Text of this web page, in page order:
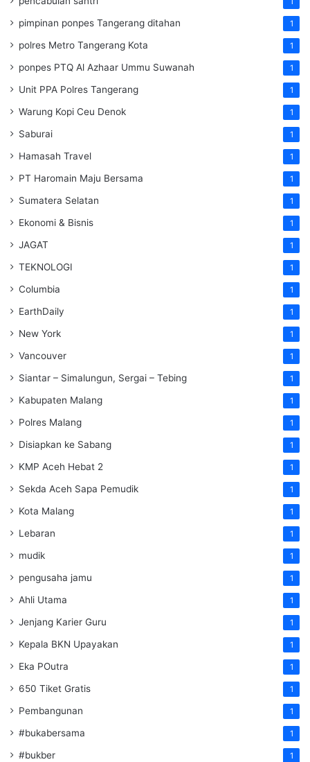
pimpinan ponpes Tangerang ditahan 1
polres Metro Tangerang Kota 1
ponpes PTQ Al Azhaar Ummu Suwanah 1
Unit PPA Polres Tangerang 1
Warung Kopi Ceu Denok 1
Saburai 1
Hamasah Travel 1
PT Haromain Maju Bersama 1
Sumatera Selatan 1
Ekonomi & Bisnis 1
JAGAT 1
TEKNOLOGI 1
Columbia 1
EarthDaily 1
New York 1
Vancouver 1
Siantar – Simalungun, Sergai – Tebing 1
Kabupaten Malang 1
Polres Malang 1
Disiapkan ke Sabang 1
KMP Aceh Hebat 2 1
Sekda Aceh Sapa Pemudik 1
Kota Malang 1
Lebaran 1
mudik 1
pengusaha jamu 1
Ahli Utama 1
Jenjang Karier Guru 1
Kepala BKN Upayakan 1
Eka POutra 1
650 Tiket Gratis 1
Pembangunan 1
#bukabersama 1
#bukber 1